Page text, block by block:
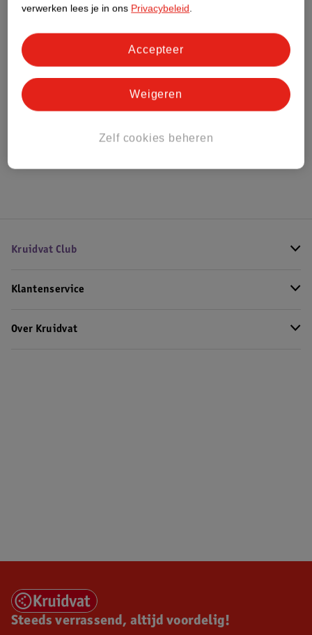
Bestel & Bezorginformatie
Bekijk ook
Kruidvat Club
Klantenservice
Over Kruidvat
Steeds verrassend, altijd voordelig!
verwerken lees je in ons Privacybeleid.
Zelf cookies beheren
Weigeren
Accepteer